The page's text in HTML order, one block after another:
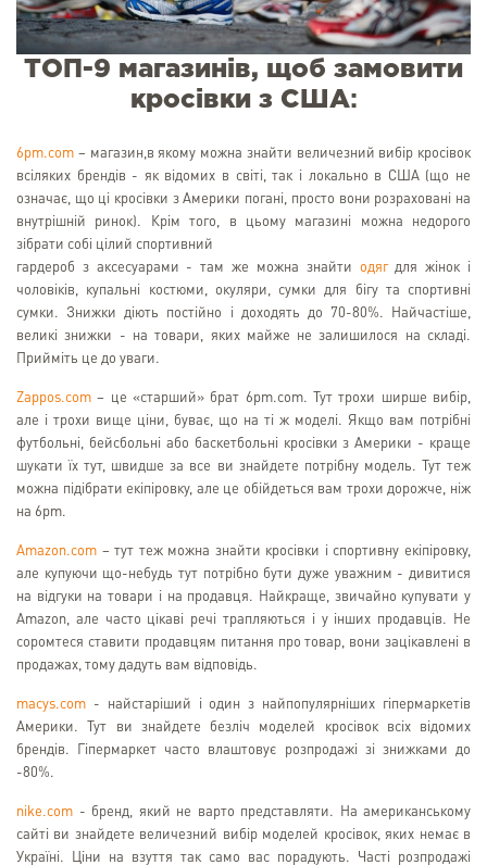
ТОП-9 магазинів, щоб замовити
кросівки з США:
6pm.com – магазин,в якому можна знайти величезний вибір кросівок
всіляких брендів - як відомих в світі, так і локально в США (що не
означає, що ці кросівки з Америки погані, просто вони розраховані на
внутрішній ринок). Крім того, в цьому магазині можна недорого
зібрати собі цілий спортивний
гардероб з аксесуарами - там же можна знайти одягдля жінок і
чоловіків, купальні костюми, окуляри, сумки для бігу та спортивні
сумки. Знижки діють постійно і доходять до 70-80%. Найчастіше,
великі знижки - на товари, яких майже не залишилося на складі.
Прийміть це до уваги.
Zappos.com – це «старший» брат 6pm.com. Тут трохи ширше вибір,
але і трохи вище ціни, буває, що на ті ж моделі. Якщо вам потрібні
футбольні, бейсбольні або баскетбольні кросівки з Америки - краще
шукати їх тут, швидше за все ви знайдете потрібну модель. Тут теж
можна підібрати екіпіровку, але це обійдеться вам трохи дорожче, ніж
на 6pm.
Amazon.com – тут теж можна знайти кросівки і спортивну екіпіровку,
але купуючи що-небудь тут потрібно бути дуже уважним - дивитися
на відгуки на товари і на продавця. Найкраще, звичайно купувати у
Amazon, але часто цікаві речі трапляються і у інших продавців. Не
соромтеся ставити продавцям питання про товар, вони зацікавлені в
продажах, тому дадуть вам відповідь.
macys.com - найстаріший і один з найпопулярніших гіпермаркетів
Америки. Тут ви знайдете безліч моделей кросівок всіх відомих
брендів. Гіпермаркет часто влаштовує розпродажі зі знижками до
-80%.
nike.com - бренд, який не варто представляти. На американському
сайті ви знайдете величезний вибір моделей кросівок, яких немає в
Україні. Ціни на взуття так само вас порадують. Часті розпродажі